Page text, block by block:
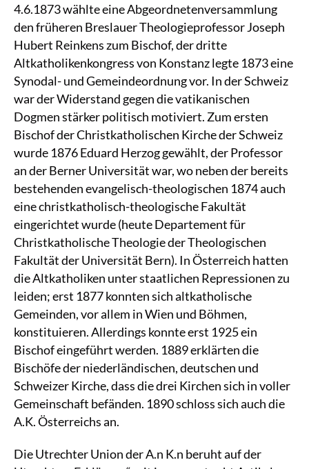
4.6.1873 wählte eine Abgeordnetenversammlung
den früheren Breslauer Theologieprofessor Joseph
Hubert Reinkens zum Bischof, der dritte
Altkatholikenkongress von Konstanz legte 1873 eine
Synodal- und Gemeindeordnung vor. In der Schweiz
war der Widerstand gegen die vatikanischen
Dogmen stärker politisch motiviert. Zum ersten
Bischof der Christkatholischen Kirche der Schweiz
wurde 1876 Eduard Herzog gewählt, der Professor
an der Berner Universität war, wo neben der bereits
bestehenden evangelisch-theologischen 1874 auch
eine christkatholisch-theologische Fakultät
eingerichtet wurde (heute Departement für
Christkatholische Theologie der Theologischen
Fakultät der Universität Bern). In Österreich hatten
die Altkatholiken unter staatlichen Repressionen zu
leiden; erst 1877 konnten sich altkatholische
Gemeinden, vor allem in Wien und Böhmen,
konstituieren. Allerdings konnte erst 1925 ein
Bischof eingeführt werden. 1889 erklärten die
Bischöfe der niederländischen, deutschen und
Schweizer Kirche, dass die drei Kirchen sich in voller
Gemeinschaft befänden. 1890 schloss sich auch die
A.K. Österreichs an.
Die Utrechter Union der A.n K.n beruht auf der